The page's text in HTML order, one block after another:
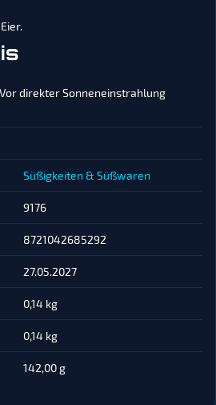
direkter Sonneneinstrahlung
Süßigkeiten & Süßwaren
9176
8721042685292
27.05.2027
0,14 kg
0,14 kg
142,00 g